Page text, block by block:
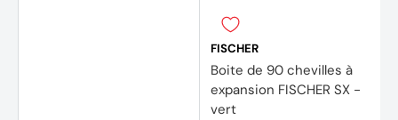
(4
FISCHER
Boite de 90 chevilles à
expansion FISCHER SX -
vert